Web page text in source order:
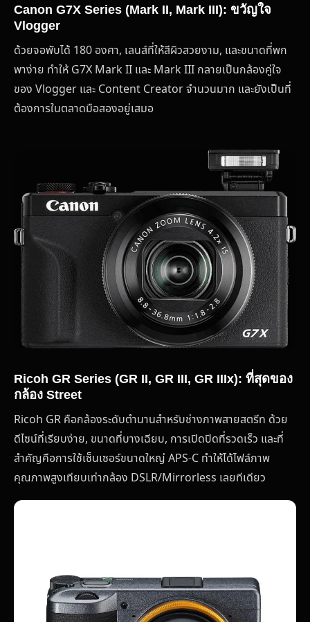
Canon G7X Series (Mark II, Mark III): ขวัญใจ
Vlogger
ด้วยจอพับได้ 180 องศา, เลนส์ที่ให้สีผิวสวยงาม, และขนาดที่พก
พาง่าย ทำให้ G7X Mark II และ Mark III กลายเป็นกล้องคู่ใจ
ของ Vlogger และ Content Creator จำนวนมาก และยังเป็นที่
ต้องการในตลาดมือสองอยู่เสมอ
Ricoh GR Series (GR II, GR III, GR IIIx): ที่สุดของ
กล้อง Street
Ricoh GR คือกล้องระดับตำนานสำหรับช่างภาพสายสตรีท ด้วย
ดีไซน์ที่เรียบง่าย, ขนาดที่บางเฉียบ, การเปิดปิดที่รวดเร็ว และที่
สำคัญคือการใช้เซ็นเซอร์ขนาดใหญ่ APS-C ทำให้ได้ไฟล์ภาพ
คุณภาพสูงเทียบเท่ากล้อง DSLR/Mirrorless เลยทีเดียว